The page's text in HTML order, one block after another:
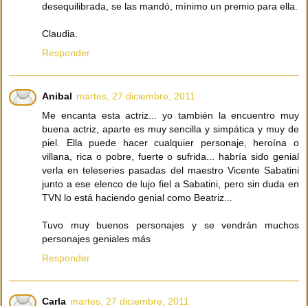
desequilibrada, se las mandó, mínimo un premio para ella.
Claudia.
Responder
Anibal martes, 27 diciembre, 2011
Me encanta esta actriz... yo también la encuentro muy
buena actriz, aparte es muy sencilla y simpática y muy de
piel. Ella puede hacer cualquier personaje, heroína o
villana, rica o pobre, fuerte o sufrida... habría sido genial
verla en teleseries pasadas del maestro Vicente Sabatini
junto a ese elenco de lujo fiel a Sabatini, pero sin duda en
TVN lo está haciendo genial como Beatriz...
Tuvo muy buenos personajes y se vendrán muchos
personajes geniales más
Responder
Carla martes, 27 diciembre, 2011